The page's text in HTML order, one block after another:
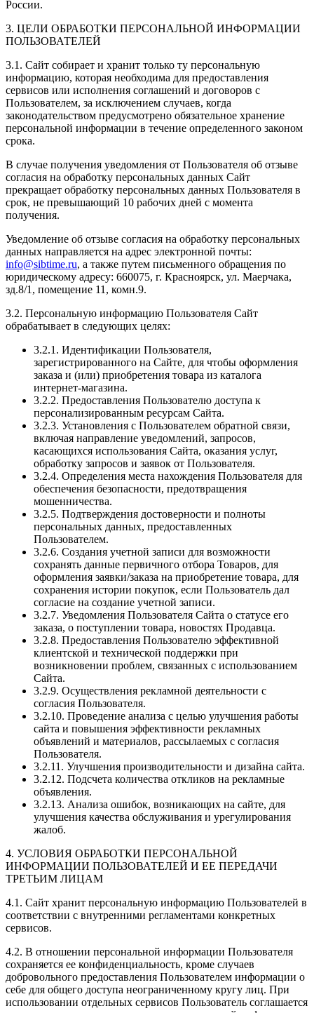
России.
3. ЦЕЛИ ОБРАБОТКИ ПЕРСОНАЛЬНОЙ ИНФОРМАЦИИ
ПОЛЬЗОВАТЕЛЕЙ
3.1. Сайт собирает и хранит только ту персональную
информацию, которая необходима для предоставления
сервисов или исполнения соглашений и договоров с
Пользователем, за исключением случаев, когда
законодательством предусмотрено обязательное хранение
персональной информации в течение определенного законом
срока.
В случае получения уведомления от Пользователя об отзыве
согласия на обработку персональных данных Сайт
прекращает обработку персональных данных Пользователя в
срок, не превышающий 10 рабочих дней с момента
получения.
Уведомление об отзыве согласия на обработку персональных
данных направляется на адрес электронной почты:
info@sibtime.ru, а также путем письменного обращения по
юридическому адресу: 660075, г. Красноярск, ул. Маерчака,
зд.8/1, помещение 11, комн.9.
3.2. Персональную информацию Пользователя Сайт
обрабатывает в следующих целях:
3.2.1. Идентификации Пользователя,
зарегистрированного на Сайте, для чтобы оформления
заказа и (или) приобретения товара из каталога
интернет-магазина.
3.2.2. Предоставления Пользователю доступа к
персонализированным ресурсам Сайта.
3.2.3. Установления с Пользователем обратной связи,
включая направление уведомлений, запросов,
касающихся использования Сайта, оказания услуг,
обработку запросов и заявок от Пользователя.
3.2.4. Определения места нахождения Пользователя для
обеспечения безопасности, предотвращения
мошенничества.
3.2.5. Подтверждения достоверности и полноты
персональных данных, предоставленных
Пользователем.
3.2.6. Создания учетной записи для возможности
сохранять данные первичного отбора Товаров, для
оформления заявки/заказа на приобретение товара, для
сохранения истории покупок, если Пользователь дал
согласие на создание учетной записи.
3.2.7. Уведомления Пользователя Сайта о статусе его
заказа, о поступлении товара, новостях Продавца.
3.2.8. Предоставления Пользователю эффективной
клиентской и технической поддержки при
возникновении проблем, связанных с использованием
Сайта.
3.2.9. Осуществления рекламной деятельности с
согласия Пользователя.
3.2.10. Проведение анализа с целью улучшения работы
сайта и повышения эффективности рекламных
объявлений и материалов, рассылаемых с согласия
Пользователя.
3.2.11. Улучшения производительности и дизайна сайта.
3.2.12. Подсчета количества откликов на рекламные
объявления.
3.2.13. Анализа ошибок, возникающих на сайте, для
улучшения качества обслуживания и урегулирования
жалоб.
4. УСЛОВИЯ ОБРАБОТКИ ПЕРСОНАЛЬНОЙ
ИНФОРМАЦИИ ПОЛЬЗОВАТЕЛЕЙ И ЕЕ ПЕРЕДАЧИ
ТРЕТЬИМ ЛИЦАМ
4.1. Сайт хранит персональную информацию Пользователей в
соответствии с внутренними регламентами конкретных
сервисов.
4.2. В отношении персональной информации Пользователя
сохраняется ее конфиденциальность, кроме случаев
добровольного предоставления Пользователем информации о
себе для общего доступа неограниченному кругу лиц. При
использовании отдельных сервисов Пользователь соглашается